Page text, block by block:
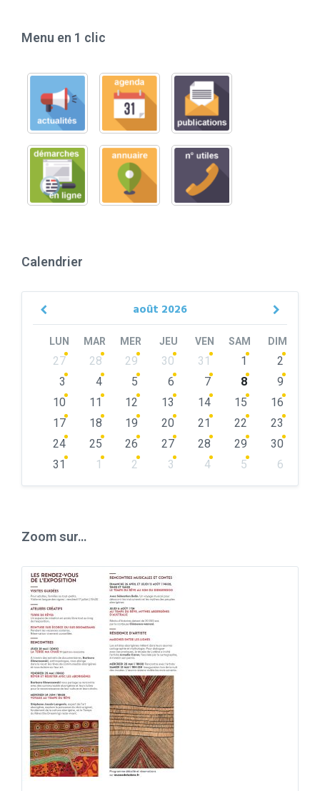
Menu en 1 clic
Calendrier
août 2026
Previous
LUN MAR MER JEU VEN SAM DIM
Skip
calendar
27 28 29 30 31 1
2
3
4 5 6 7 8
9
10
11 12 13 14 15
16
17
18 19 20 21 22
23
24
25 26 27 28 29
30
31
1 2 3 4 5
6
Zoom sur…